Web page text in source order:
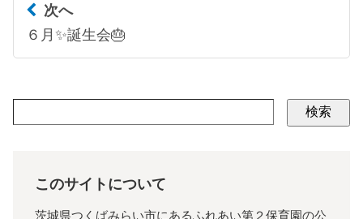
次へ
６月✨誕生会🎂
検索
このサイトについて
茨城県つくばみらい市にあるふれあい第２保育園の公